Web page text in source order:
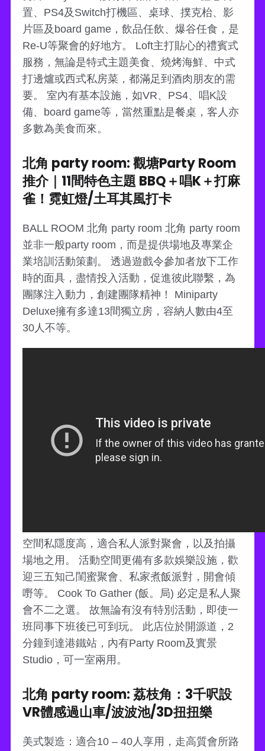
置、PS4及Switch打機區、桌球、撲克枱、影
片區及board game，飲品任飲、爆谷任食，是
Re-U等聚會的好地方。 Loft主打貼心的禮賓式
服務，無論是特式主題美食、燒烤海鮮、中式
打邊爐或西式私房菜，都滿足到酒肉朋友的需
要。 室內有基本設施，如VR、PS4、唱K設
備、board game等，當然重點是餐桌，客人亦
多數為美食而來。
北角 party room: 觀塘Party Room
推介｜11間特色主題 BBQ＋唱K＋打麻
雀！霓虹燈/土耳其風打卡
BALL ROOM 北角 party room 北角 party room
並非一般party room，而是提供場地及專業企
業培訓活動策劃。 透過遊戲令參加者放下工作
時的面具，盡情投入活動，促進彼此聯繫，為
團隊注入動力，創建團隊精神！ Miniparty
Deluxe擁有多達13間獨立房，容納人數由4至
30人不等。
空間私隱度高，適合私人派對聚會，以及拍攝
場地之用。 活動空間更備有多款娛樂設施，歡
迎三五知己閨蜜聚會、私家煮飯派對，開會傾
嘢等。 Cook To Gather (飯。局) 必定是私人聚
會不二之選。 故無論有沒有特別活動，即使一
班同事下班後已可到玩。 此店位於開源道，2
分鐘到達港鐵站，內有Party Room及實景
Studio，可一室兩用。
北角 party room: 荔枝角：3千呎設
VR體感過山車/波波池/3D扭扭樂
美式製造：適合10 – 40人享用，走高質會所路